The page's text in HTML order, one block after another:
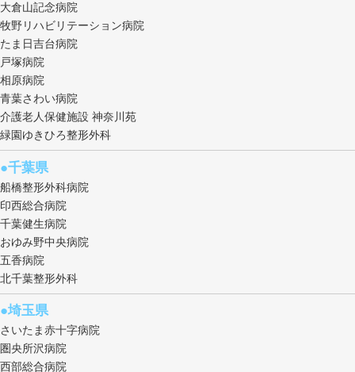
大倉山記念病院
牧野リハビリテーション病院
たま日吉台病院
戸塚病院
相原病院
青葉さわい病院
介護老人保健施設 神奈川苑
緑園ゆきひろ整形外科
●千葉県
船橋整形外科病院
印西総合病院
千葉健生病院
おゆみ野中央病院
五香病院
北千葉整形外科
●埼玉県
さいたま赤十字病院
圏央所沢病院
西部総合病院